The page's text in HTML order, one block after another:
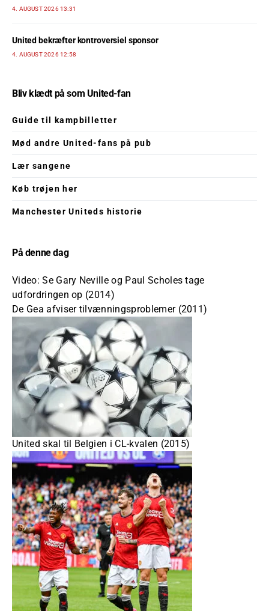
4. AUGUST 2026 13:31
United bekræfter kontroversiel sponsor
4. AUGUST 2026 12:58
Bliv klædt på som United-fan
Guide til kampbilletter
Mød andre United-fans på pub
Lær sangene
Køb trøjen her
Manchester Uniteds historie
På denne dag
Video: Se Gary Neville og Paul Scholes tage
udfordringen op (2014)
De Gea afviser tilvænningsproblemer (2011)
United skal til Belgien i CL-kvalen (2015)